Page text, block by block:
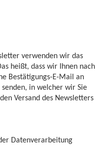
verwenden wir das
heißt, dass wir Ihnen nach
Bestätigungs-E-Mail an
in welcher wir Sie
Versand des Newsletters
Datenverarbeitung